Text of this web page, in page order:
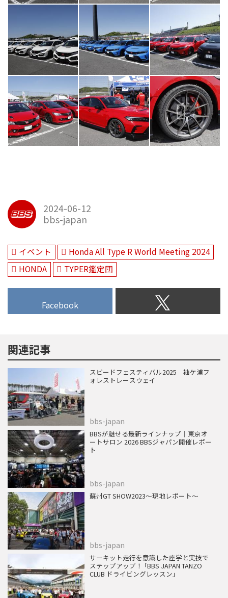
2024-06-12
bbs-japan
イベント
Honda All Type R World Meeting 2024
HONDA
TYPER鑑定団
Facebook
関連記事
スピードフェスティバル2025 袖ケ浦フ
ォレストレースウェイ
bbs-japan
BBSが魅せる最新ラインナップ｜東京オ
ートサロン 2026 BBSジャパン開催レポー
ト
bbs-japan
蘇州GT SHOW2023～現地レポート～
bbs-japan
サーキット走行を意識した座学と実技で
ステップアップ！ ｢BBS JAPAN TANZO
CLUB ドライビングレッスン｣